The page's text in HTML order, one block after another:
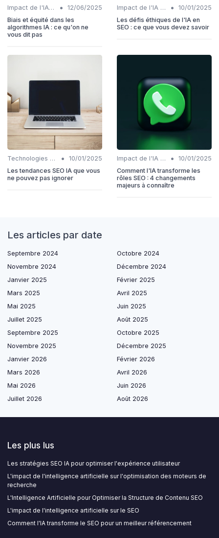
Impact de l'IA sur les rôles SEO •
12/06/2025
Biais et équité dans les
algorithmes IA : ce qu'on ne
vous dit pas
Impact de l'IA sur les rôles SEO •
10/01/2025
Les défis éthiques de l'IA en
SEO : ce que vous devez savoir
Technologies émergentes en SEO IA •
10/01/2025
Les tendances SEO IA que vous
ne pouvez pas ignorer
Impact de l'IA sur les rôles SEO •
10/01/2025
Comment l'IA transforme les
rôles SEO : 4 changements
majeurs à connaître
Les articles par date
Septembre 2024
Octobre 2024
Novembre 2024
Décembre 2024
Janvier 2025
Février 2025
Mars 2025
Avril 2025
Mai 2025
Juin 2025
Juillet 2025
Août 2025
Septembre 2025
Octobre 2025
Novembre 2025
Décembre 2025
Janvier 2026
Février 2026
Mars 2026
Avril 2026
Mai 2026
Juin 2026
Juillet 2026
Août 2026
Les plus lus
Les stratégies SEO IA pour optimiser l'expérience utilisateur
L'impact de l'intelligence artificielle sur l'optimisation des moteurs de
recherche
L'Intelligence Artificielle pour Optimiser la Structure de Contenu SEO
L'impact de l'intelligence artificielle sur le SEO
Comment l'IA transforme le SEO pour un meilleur référencement